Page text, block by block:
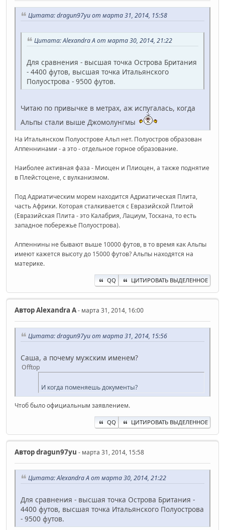
Цитата: dragun97yu от марта 31, 2014, 15:58
Цитата: Alexandra A от марта 30, 2014, 21:22
Для сравнения - высшая точка Острова Британия
- 4400 футов, высшая точка Итальянского
Полуострова - 9500 футов.
Читаю по привычке в метрах, аж испугалась, когда
Альпы стали выше Джомолунгмы
На Итальянском Полуострове Альп нет. Полуостров образован
Аппеннинами - а это - отдельное горное образование.
Наиболее активная фаза - Миоцен и Плиоцен, а также поднятие
в Плейстоцене, с вулканизмом.
Под Адриатическим морем находится Адриатическая Плита,
часть Африки. Которая сталкивается с Евразийской Плитой
(Евразийская Плита - это Калабрия, Лациум, Тоскана, то есть
западное побережье Полуострова).
Аппеннины не бывают выше 10000 футов, в то время как Альпы
имеют кажется высоту до 15000 футов? Альпы находятся на
материке.
QQ ЦИТИРОВАТЬ ВЫДЕЛЕННОЕ
АвторAlexandra A- марта 31, 2014, 16:00
Цитата: dragun97yu от марта 31, 2014, 15:56
Саша, а почему мужским именем?
Offtop
И когда поменяешь документы?
Чтоб было официальным заявлением.
QQ ЦИТИРОВАТЬ ВЫДЕЛЕННОЕ
Авторdragun97yu - марта 31, 2014, 15:58
Цитата: Alexandra A от марта 30, 2014, 21:22
Для сравнения - высшая точка Острова Британия -
4400 футов, высшая точка Итальянского Полуострова
- 9500 футов.